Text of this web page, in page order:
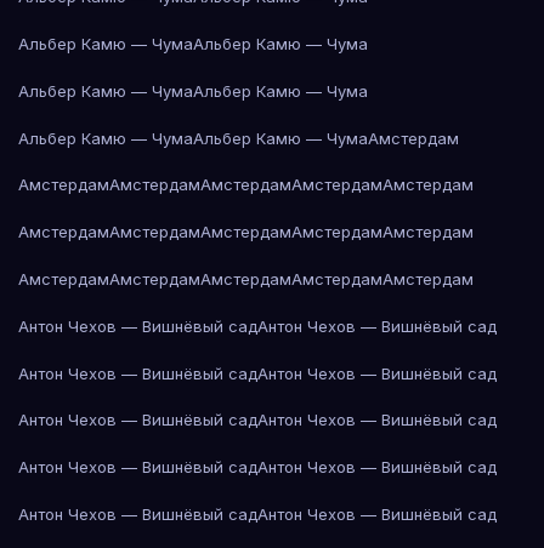
Альбер Камю — ЧумаАльбер Камю — Чума
Альбер Камю — ЧумаАльбер Камю — Чума
Альбер Камю — ЧумаАльбер Камю — ЧумаАмстердам
АмстердамАмстердамАмстердамАмстердамАмстердам
АмстердамАмстердамАмстердамАмстердамАмстердам
АмстердамАмстердамАмстердамАмстердамАмстердам
Антон Чехов — Вишнёвый садАнтон Чехов — Вишнёвый сад
Антон Чехов — Вишнёвый садАнтон Чехов — Вишнёвый сад
Антон Чехов — Вишнёвый садАнтон Чехов — Вишнёвый сад
Антон Чехов — Вишнёвый садАнтон Чехов — Вишнёвый сад
Антон Чехов — Вишнёвый садАнтон Чехов — Вишнёвый сад